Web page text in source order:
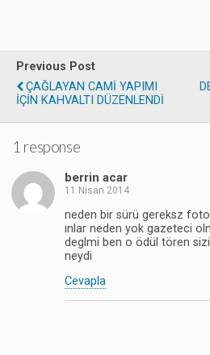
Previous Post
ÇAĞLAYAN CAMİ YAPIMI
İÇİN KAHVALTI DÜZENLENDİ
1 response
berrin acar
11 Nisan 2014
neden bir sürü gereksz
ınlar neden yok gazeteci
deglmi ben o ödül tören
neydi
Cevapla